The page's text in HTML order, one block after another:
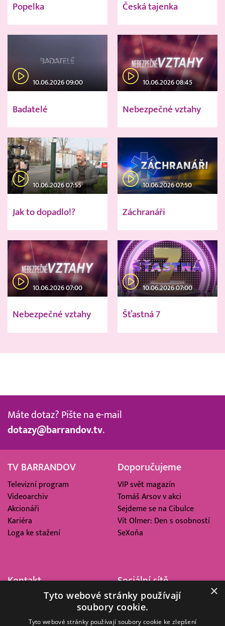
Popelka Česká tajenka
10.06.2026 09:00
Badatelé
10.06.2026 08:45
Nebezpečné vztahy
10.06.2026 07:55
Jak to dopadlo!?
10.06.2026 07:50
Záchranáři
10.06.2026 07:00
Nebezpečné vztahy
10.06.2026 07:00
Šťastná 7
Máte dotaz? Pište na e-mail
dotazy@barrandov.tv.
TV BARRANDOV
Televizní program
Videoarchiv
Akcionáři
Kariéra
Loga ke stažení
Doporučujeme
VIP svět magazín
Tomáš Arsov v akci
Sejdeme se na Cibulce
Vít Olmer: Den s osobností
SeXoňa
Kontakt
Barrandov Televizní Studio,
Kříženeckého nám. 322
Sociální sítě
×
Tyto webové stránky používají
soubory cookie.
Tyto webové stránky používají soubory cookie ke zlepšení